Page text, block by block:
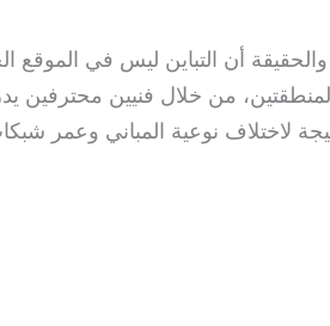
أن التباين ليس في الموقع
من خلال فنيين محترفين
لاختلاف نوعية المباني وعمر